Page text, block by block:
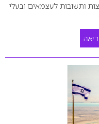
ותשובות לעצמאים ובעלי